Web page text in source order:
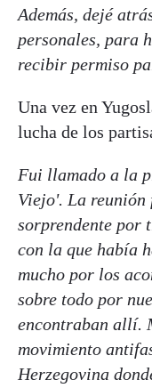
Además, dejé
personales, para
recibir permiso
Una vez en
lucha de los
Fui llamado a la
Viejo'. La reunión
sorprendente por
con la que había
mucho por los
sobre todo por
encontraban allí.
movimiento
Herzegovina